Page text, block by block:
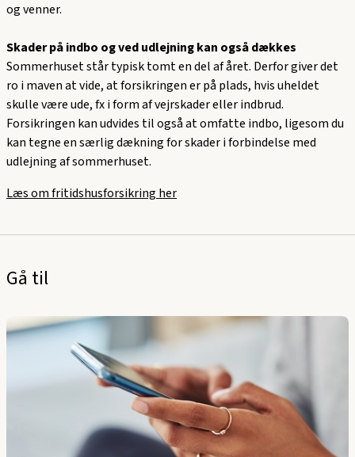
og venner.
Skader på indbo og ved udlejning kan også dækkes
Sommerhuset står typisk tomt en del af året. Derfor giver det
ro i maven at vide, at forsikringen er på plads, hvis uheldet
skulle være ude, fx i form af vejrskader eller indbrud.
Forsikringen kan udvides til også at omfatte indbo, ligesom du
kan tegne en særlig dækning for skader i forbindelse med
udlejning af sommerhuset.
Læs om fritidshusforsikring her
Gå til